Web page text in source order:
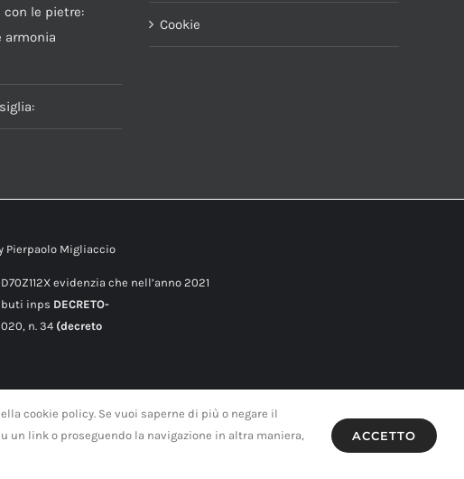
con le pietre:
armonia
Cookie
Pierpaolo Migliaccio
evidenzia che nell’anno 2021
inps DECRETO-
n. 34(decreto
cookie policy. Se vuoi saperne di più o negare il
un link o proseguendo la navigazione in altra maniera,
ACCETTO